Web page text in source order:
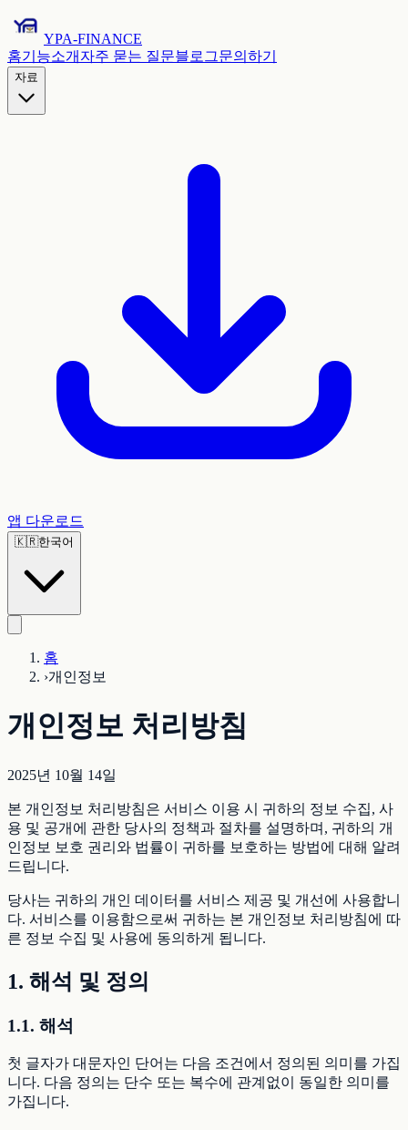
YPA-FINANCE
홈기능소개 자주 묻는 질문블로그문의하기
자료
앱 다운로드
🇰🇷한국어
홈
›개인정보
개인정보 처리방침
2025년 10월 14일
본 개인정보 처리방침은 서비스 이용 시 귀하의 정보 수집, 사
용 및 공개에 관한 당사의 정책과 절차를 설명하며, 귀하의 개
인정보 보호 권리와 법률이 귀하를 보호하는 방법에 대해 알려
드립니다.
당사는 귀하의 개인 데이터를 서비스 제공 및 개선에 사용합니
다. 서비스를 이용함으로써 귀하는 본 개인정보 처리방침에 따
른 정보 수집 및 사용에 동의하게 됩니다.
1. 해석 및 정의
1.1. 해석
첫 글자가 대문자인 단어는 다음 조건에서 정의된 의미를 가집
니다. 다음 정의는 단수 또는 복수에 관계없이 동일한 의미를
가집니다.